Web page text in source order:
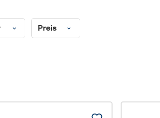
Preis